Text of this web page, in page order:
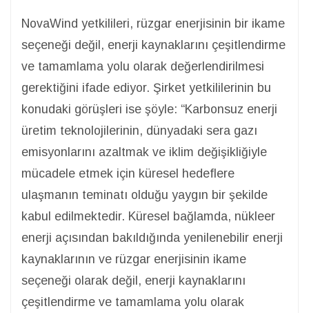
NovaWind yetkilileri, rüzgar enerjisinin bir ikame
seçeneği değil, enerji kaynaklarını çeşitlendirme
ve tamamlama yolu olarak değerlendirilmesi
gerektiğini ifade ediyor. Şirket yetkililerinin bu
konudaki görüşleri ise şöyle: “Karbonsuz enerji
üretim teknolojilerinin, dünyadaki sera gazı
emisyonlarını azaltmak ve iklim değişikliğiyle
mücadele etmek için küresel hedeflere
ulaşmanın teminatı olduğu yaygın bir şekilde
kabul edilmektedir. Küresel bağlamda, nükleer
enerji açısından bakıldığında yenilenebilir enerji
kaynaklarının ve rüzgar enerjisinin ikame
seçeneği olarak değil, enerji kaynaklarını
çeşitlendirme ve tamamlama yolu olarak